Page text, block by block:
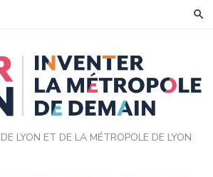
LYON ET DE LA MÉTROPOLE DE LYON